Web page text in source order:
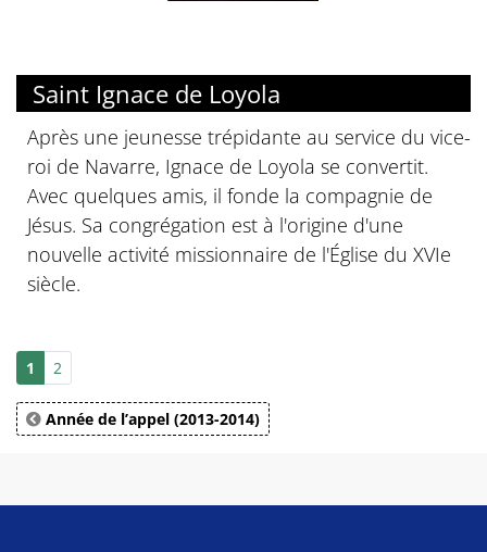
Saint Ignace de Loyola
Après une jeunesse trépidante au service du vice-
roi de Navarre, Ignace de Loyola se convertit.
Avec quelques amis, il fonde la compagnie de
Jésus. Sa congrégation est à l'origine d'une
nouvelle activité missionnaire de l'Église du XVIe
siècle.
1 2
Année de l’appel (2013-2014)